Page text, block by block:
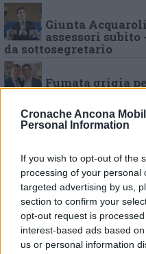
Cronache Ancona
Personal Information
If you wish to opt-out of the
processing of your personal
targeted advertising by us,
section to confirm your
opt-out request is
interest-based ads based
us or personal information
Giunta
assessori subito
da sottosegretario
Fumata grigia
Lega ferma sul no a
da
direttiva per le
Lunedì il primo
ultimatum per
Elezioni e le